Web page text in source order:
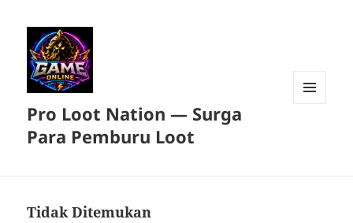
Pro Loot Nation — Surga
Para Pemburu Loot
Tidak Ditemukan